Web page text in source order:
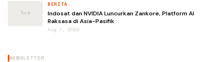
BERITA
Indosat dan NVIDIA Luncurkan Zankore, Platform AI
Raksasa di Asia-Pasifik
Aug 7, 2026
NEWSLETTER